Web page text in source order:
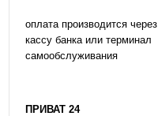
оплата производится через
кассу банка или терминал
самообслуживания
ПРИВАТ 24